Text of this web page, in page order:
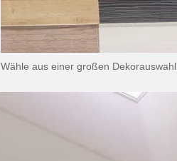
Wähle aus einer großen Dekorauswahl.